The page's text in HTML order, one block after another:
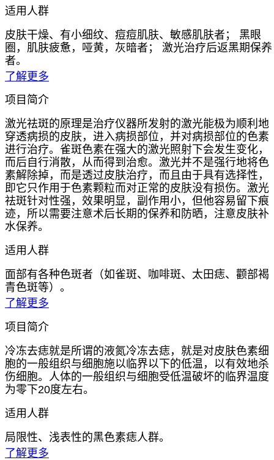
适用人群
皮肤干燥、有小细纹、痘痘肌肤、敏感肌肤者； 黑眼
圈，肌肤疲惫，哑黄，灰暗者； 激光治疗后返黑期保养
者。
了解更多
项目简介
激光祛斑的原理是治疗仪器所发射的激光能极为顺利地
穿透病损的皮肤，进入病损部位，并对病损部位的色素
进行治疗。雀斑色素在强大的激光照射下会发生变化，
而后自行消散，从而得到治愈。激光并不是强行地将色
素解除掉，而是透过皮肤治疗，而且由于具有选择性，
即它只作用于色素颗粒而对正常的皮肤没有损伤。激光
祛斑针对性强，效果明显，副作用小，但他容易留下痕
迹，所以需要注意术后长期的保养和防晒，注意皮肤补
水保养。
适用人群
面部有各种色斑者（如雀斑、咖啡斑、太田痣、颧部褐
青色斑等）。
了解更多
项目简介
冷冻去痣就是所谓的液氮冷冻去痣，就是对皮肤色素细
胞的一般组织与细胞施以临界以下的低温，以有效地杀
伤细胞。人体的一般组织与细胞受低温破坏的临界温度
为零下20度左右。
适用人群
局限性、浅表性的黑色素痣人群。
了解更多